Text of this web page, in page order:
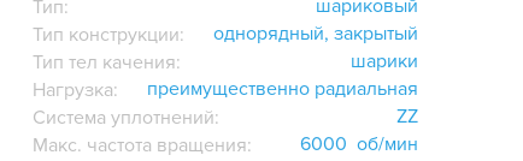
Тип:
шариковый
Тип конструкции:
однорядный, закрытый
Тип тел качения:
шарики
Нагрузка:
преимущественно радиальная
Система уплотнений:
ZZ
Макс. частота вращения:
6000 об/мин